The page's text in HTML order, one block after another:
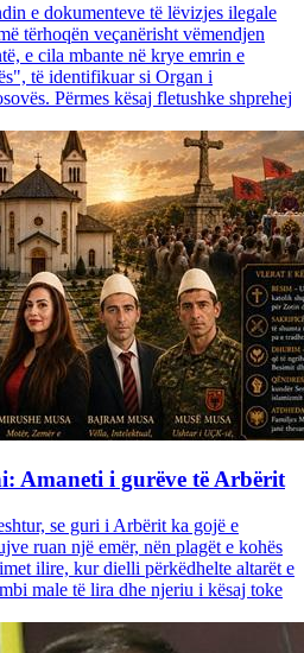
e dokumenteve të lëvizjes ilegale
tërhoqën veçanërisht vëmendjen
e cila mbante në krye emrin e
të identifikuar si Organ i
Përmes kësaj fletushke shprehej
Amaneti i gurëve të Arbërit
se guri i Arbërit ka gojë e
ruan një emër, nën plagët e kohës
ilire, kur dielli përkëdhelte altarët e
male të lira dhe njeriu i kësaj toke